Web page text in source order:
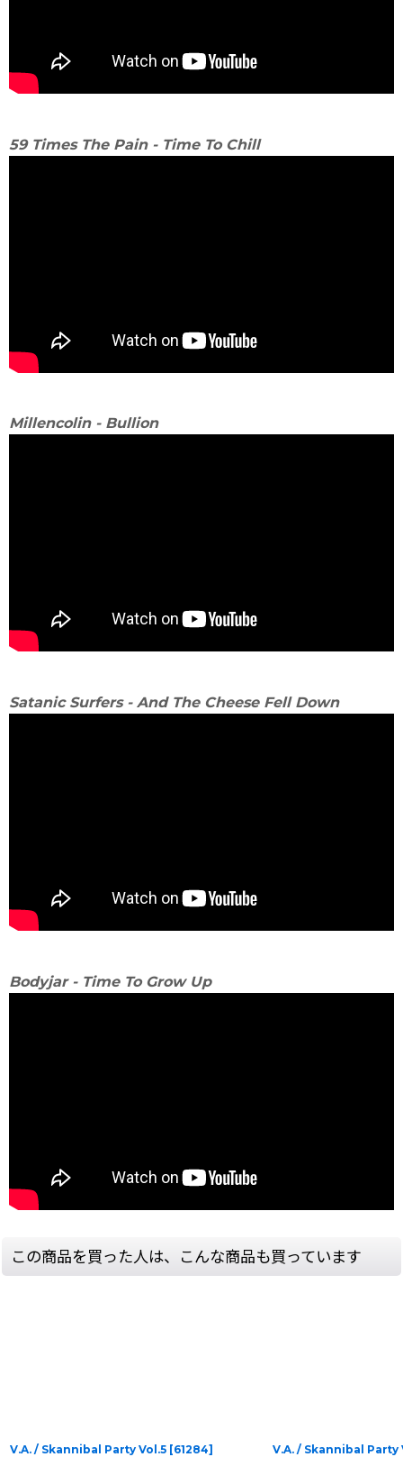
59 Times The Pain - Time To Chill
Millencolin - Bullion
Satanic Surfers - And The Cheese Fell Down
Bodyjar - Time To Grow Up
この商品を買った人は、こんな商品も買っています
V.A. / Skannibal Party Vol.5 [61284] V.A. / Skannibal Party